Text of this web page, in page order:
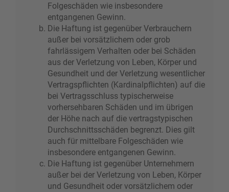
Folgeschäden wie insbesondere
entgangenen Gewinn.
Die Haftung ist gegenüber Verbrauchern
außer bei vorsätzlichem oder grob
fahrlässigem Verhalten oder bei Schäden
aus der Verletzung von Leben, Körper und
Gesundheit und der Verletzung wesentlicher
Vertragspflichten (Kardinalpflichten) auf die
bei Vertragsschluss typischerweise
vorhersehbaren Schäden und im übrigen
der Höhe nach auf die vertragstypischen
Durchschnittsschäden begrenzt. Dies gilt
auch für mittelbare Folgeschäden wie
insbesondere entgangenen Gewinn.
Die Haftung ist gegenüber Unternehmern
außer bei der Verletzung von Leben, Körper
und Gesundheit oder vorsätzlichem oder